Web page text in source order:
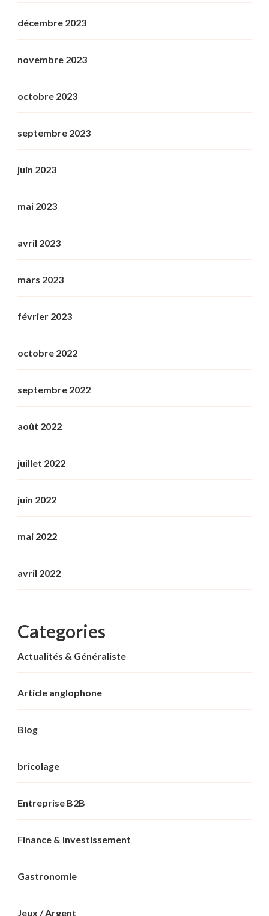
décembre 2023
novembre 2023
octobre 2023
septembre 2023
juin 2023
mai 2023
avril 2023
mars 2023
février 2023
octobre 2022
septembre 2022
août 2022
juillet 2022
juin 2022
mai 2022
avril 2022
Categories
Actualités & Généraliste
Article anglophone
Blog
bricolage
Entreprise B2B
Finance & Investissement
Gastronomie
Jeux / Argent